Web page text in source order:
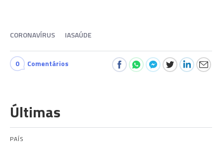
CORONAVÍRUS IASAÚDE
0 Comentários
Últimas
PAÍS